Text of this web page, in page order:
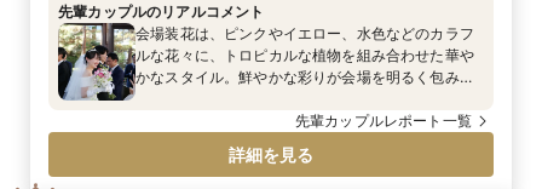
浜駅より「シェラトンホテル行」バス乗車10分、「シェラトンホテル」下
車、首都高速道路湾岸線葛西ランプor浦安ランプより車で10分※成田・羽
田空港からもエアポートリムジンバスを運行
先輩カップルのリアルコメント
会場装花は、ピンクやイエロー、水色などのカラフ
ルな花々に、トロピカルな植物を組み合わせた華や
かなスタイル。鮮やかな彩りが会場を明るく包み込
ディングドレスは、繊細な刺繍が施されたオーガン
ジー素材の一着。透明感あふれるやわらかな雰囲気
と、美しい Aラインシルエットが印象的です。バッ
先輩カップルレポート一覧
詳細を見る